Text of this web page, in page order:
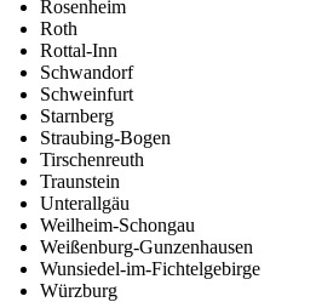
Rosenheim
Roth
Rottal-Inn
Schwandorf
Schweinfurt
Starnberg
Straubing-Bogen
Tirschenreuth
Traunstein
Unterallgäu
Weilheim-Schongau
Weißenburg-Gunzenhausen
Wunsiedel-im-Fichtelgebirge
Würzburg